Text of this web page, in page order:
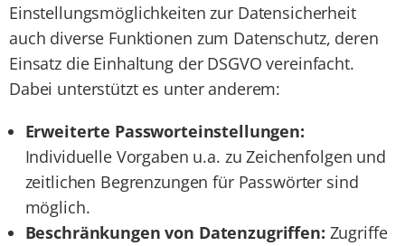
Einstellungsmöglichkeiten zur Datensicherheit
auch diverse Funktionen zum Datenschutz, deren
Einsatz die Einhaltung der DSGVO vereinfacht.
Dabei unterstützt es unter anderem:
Erweiterte Passworteinstellungen:
Individuelle Vorgaben u.a. zu Zeichenfolgen und
zeitlichen Begrenzungen für Passwörter sind
möglich.
Beschränkungen von Datenzugriffen: Zugriffe